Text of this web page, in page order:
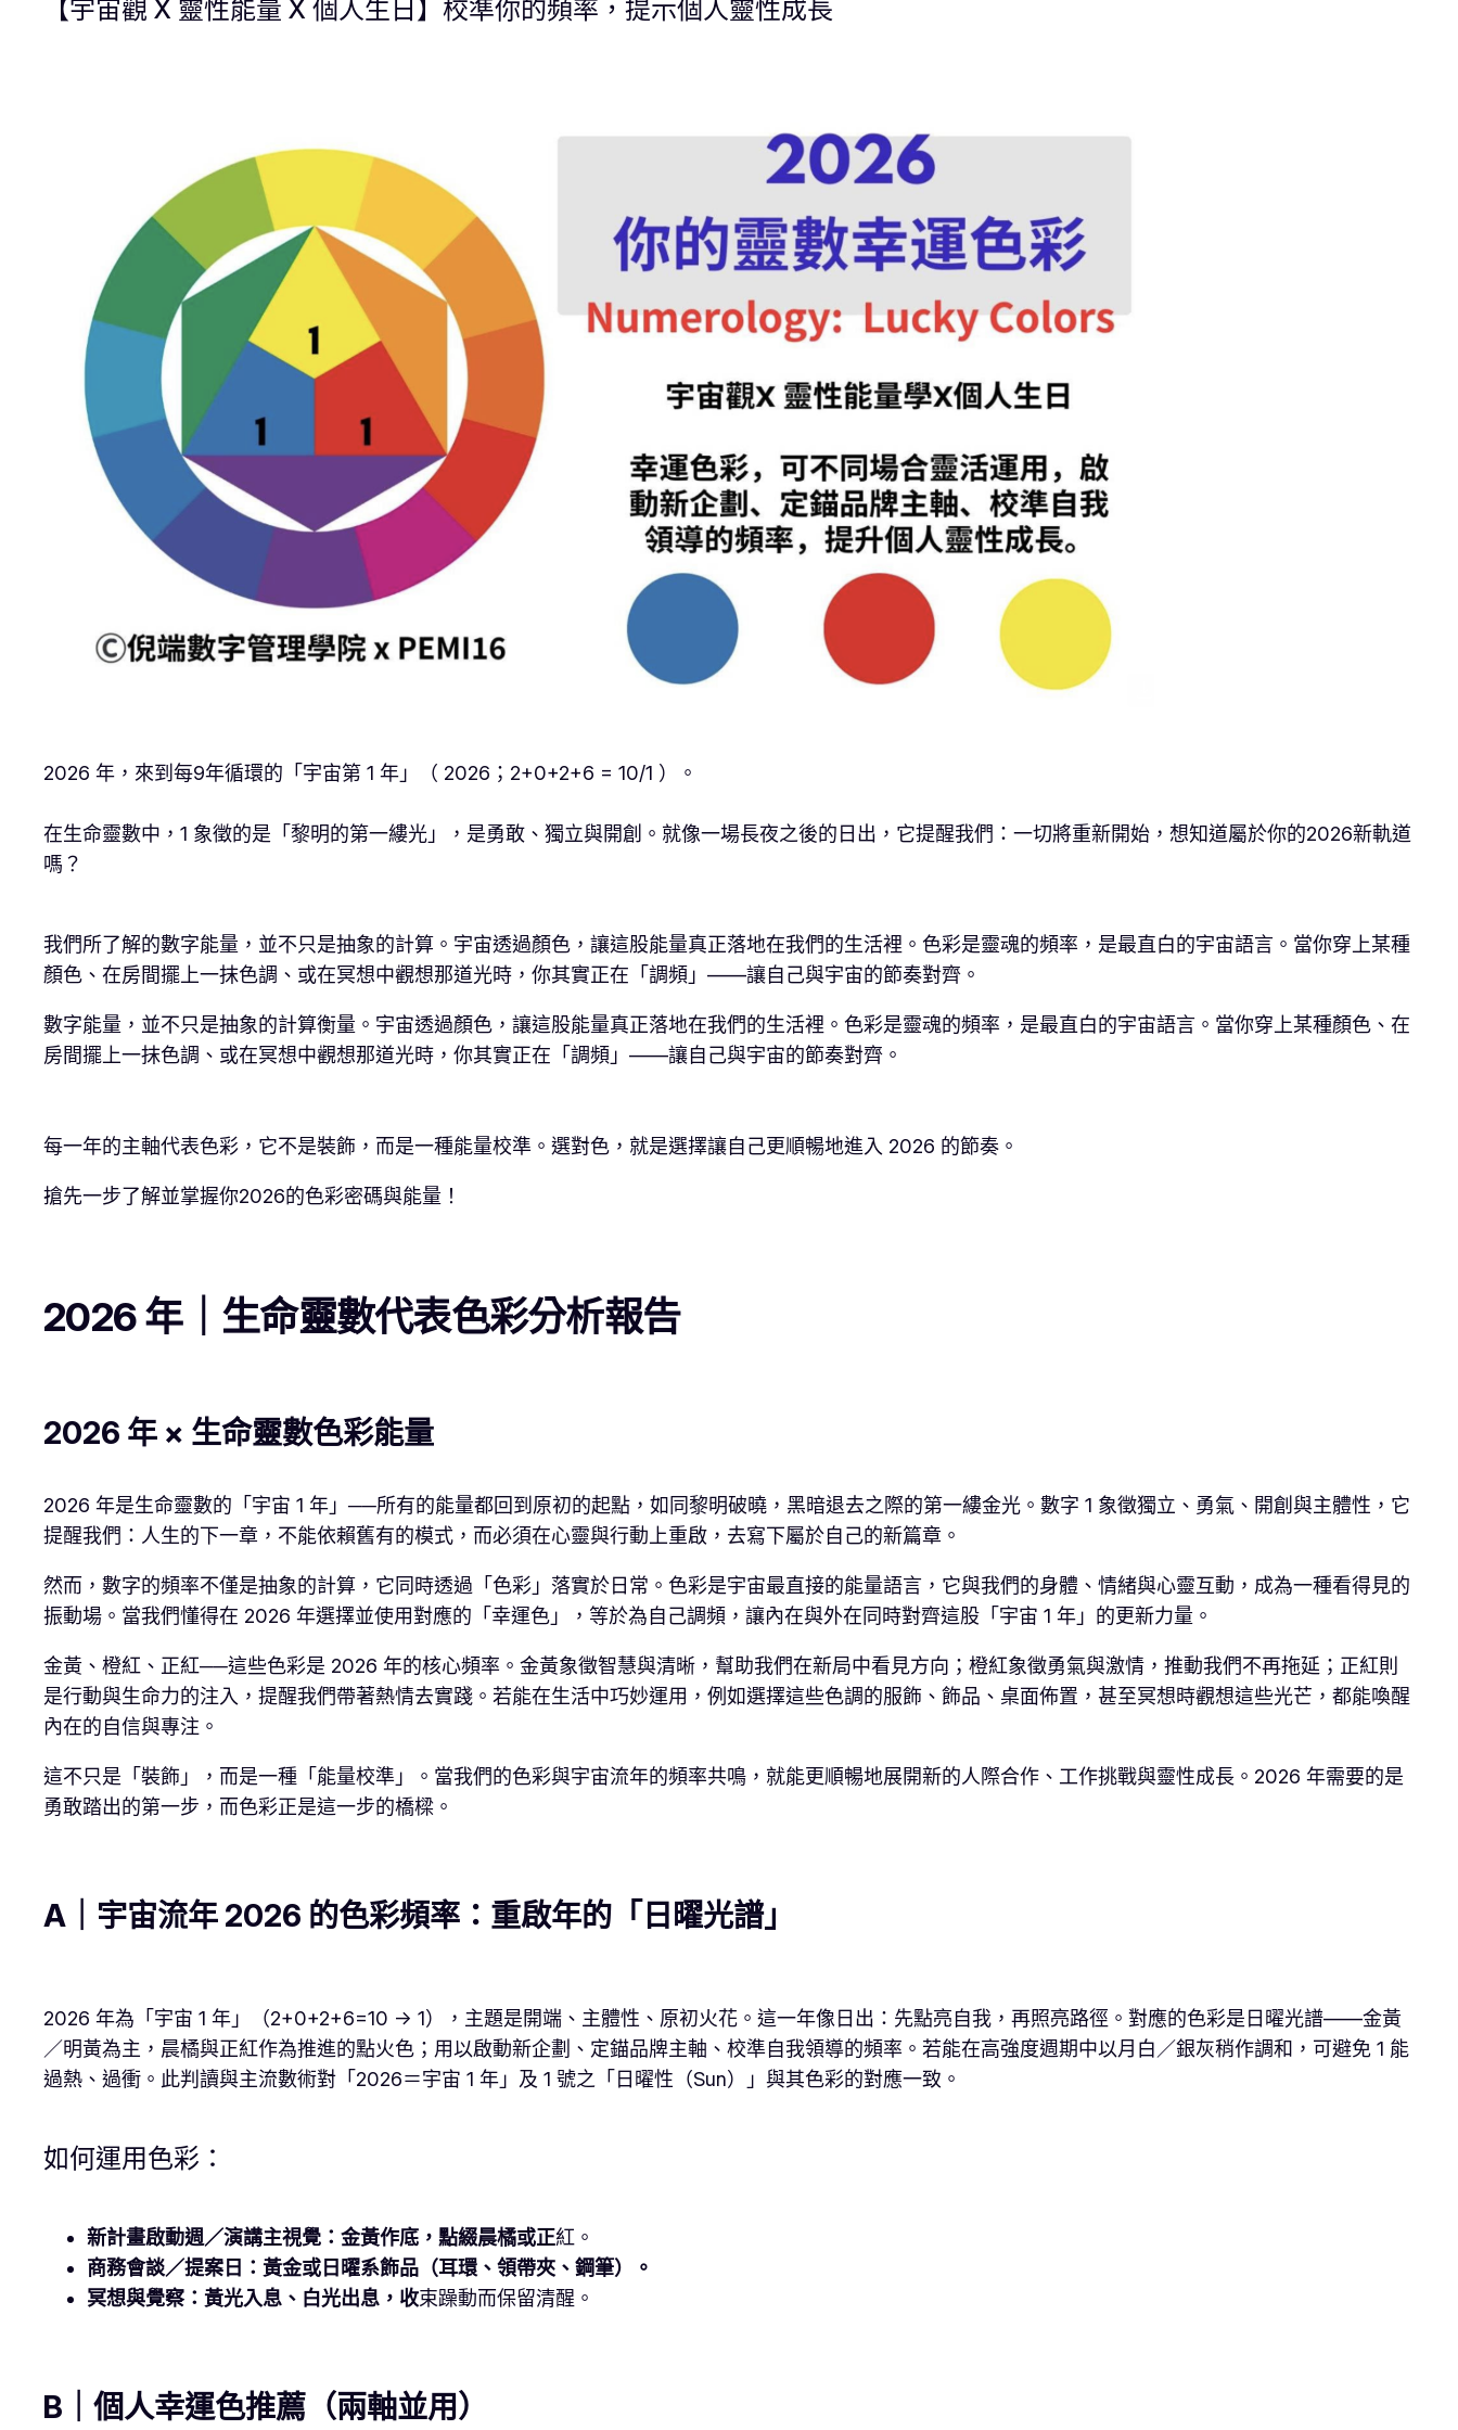
【宇宙觀 X 靈性能量 X 個人生日】校準你的頻率，提示個人靈性成長
2026 年，來到每9年循環的「宇宙第 1 年」（ 2026；2+0+2+6 = 10/1 ）。
在生命靈數中，1 象徵的是「黎明的第一縷光」，是勇敢、獨立與開創。就像一場長夜之後的日出，它提醒我們：一切將重新開始，想知道屬於你的2026新軌道
嗎？
我們所了解的數字能量，並不只是抽象的計算。宇宙透過顏色，讓這股能量真正落地在我們的生活裡。色彩是靈魂的頻率，是最直白的宇宙語言。當你穿上某種
顏色、在房間擺上一抹色調、或在冥想中觀想那道光時，你其實正在「調頻」——讓自己與宇宙的節奏對齊。
數字能量，並不只是抽象的計算衡量。宇宙透過顏色，讓這股能量真正落地在我們的生活裡。色彩是靈魂的頻率，是最直白的宇宙語言。當你穿上某種顏色、在
房間擺上一抹色調、或在冥想中觀想那道光時，你其實正在「調頻」——讓自己與宇宙的節奏對齊。
每一年的主軸代表色彩，它不是裝飾，而是一種能量校準。選對色，就是選擇讓自己更順暢地進入 2026 的節奏。
搶先一步了解並掌握你2026的色彩密碼與能量！
2026 年｜生命靈數代表色彩分析報告
2026 年 × 生命靈數色彩能量
2026 年是生命靈數的「宇宙 1 年」──所有的能量都回到原初的起點，如同黎明破曉，黑暗退去之際的第一縷金光。數字 1 象徵獨立、勇氣、開創與主體性，它
提醒我們：人生的下一章，不能依賴舊有的模式，而必須在心靈與行動上重啟，去寫下屬於自己的新篇章。
然而，數字的頻率不僅是抽象的計算，它同時透過「色彩」落實於日常。色彩是宇宙最直接的能量語言，它與我們的身體、情緒與心靈互動，成為一種看得見的
振動場。當我們懂得在 2026 年選擇並使用對應的「幸運色」，等於為自己調頻，讓內在與外在同時對齊這股「宇宙 1 年」的更新力量。
金黃、橙紅、正紅──這些色彩是 2026 年的核心頻率。金黃象徵智慧與清晰，幫助我們在新局中看見方向；橙紅象徵勇氣與激情，推動我們不再拖延；正紅則
是行動與生命力的注入，提醒我們帶著熱情去實踐。若能在生活中巧妙運用，例如選擇這些色調的服飾、飾品、桌面佈置，甚至冥想時觀想這些光芒，都能喚醒
內在的自信與專注。
這不只是「裝飾」，而是一種「能量校準」。當我們的色彩與宇宙流年的頻率共鳴，就能更順暢地展開新的人際合作、工作挑戰與靈性成長。2026 年需要的是
勇敢踏出的第一步，而色彩正是這一步的橋樑。
A ｜宇宙流年 2026 的色彩頻率：重啟年的「日曜光譜」
2026 年為「宇宙 1 年」（2+0+2+6=10 → 1），主題是開端、主體性、原初火花。這一年像日出：先點亮自我，再照亮路徑。對應的色彩是日曜光譜——金黃
／明黃為主，晨橘與正紅作為推進的點火色；用以啟動新企劃、定錨品牌主軸、校準自我領導的頻率。若能在高強度週期中以月白／銀灰稍作調和，可避免 1 能
過熱、過衝。此判讀與主流數術對「2026＝宇宙 1 年」及 1 號之「日曜性（Sun）」與其色彩的對應一致。
如何運用色彩：
新計畫啟動週／演講主視覺：金黃作底，點綴晨橘或正紅。
商務會談／提案日：黃金或日曜系飾品（耳環、領帶夾、鋼筆）。
冥想與覺察：黃光入息、白光出息，收束躁動而保留清醒。
B ｜個人幸運色推薦（兩軸並用）